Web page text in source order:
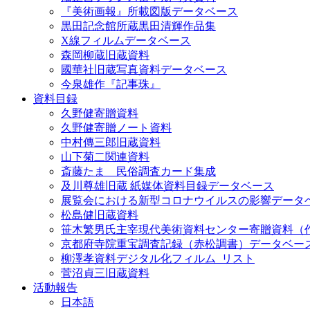
『美術画報』所載図版データベース
黒田記念館所蔵黒田清輝作品集
X線フィルムデータベース
森岡柳蔵旧蔵資料
國華社旧蔵写真資料データベース
今泉雄作『記事珠』
資料目録
久野健寄贈資料
久野健寄贈ノート資料
中村傳三郎旧蔵資料
山下菊二関連資料
斎藤たま 民俗調査カード集成
及川尊雄旧蔵 紙媒体資料目録データベース
展覧会における新型コロナウイルスの影響データ
松島健旧蔵資料
笹木繁男氏主宰現代美術資料センター寄贈資料（
京都府寺院重宝調査記録（赤松調書）データベー
柳澤孝資料デジタル化フィルム_リスト
菅沼貞三旧蔵資料
活動報告
日本語